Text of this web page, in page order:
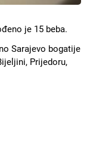
je 15 beba.
Sarajevo bogatije
Prijedoru,